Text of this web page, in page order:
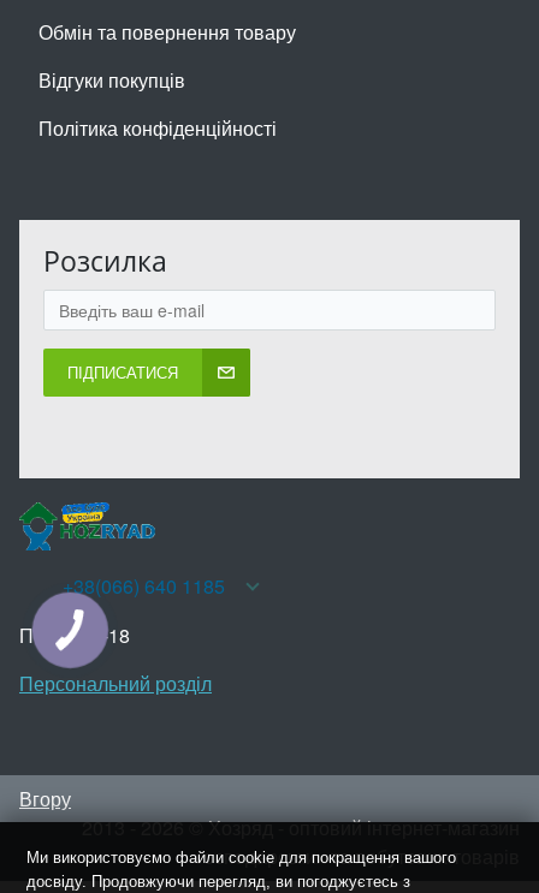
Обмін та повернення товару
Відгуки покупців
Політика конфіденційності
Розсилка
ПІДПИСАТИСЯ
+38(066) 640 1185
Пн-Нд 10-18
Персональний розділ
Вгору
2013 - 2026 © Хозряд - оптовий інтернет-магазин
господарських та побутових товарів
Ми використовуємо файли cookie для покращення вашого
досвіду. Продовжуючи перегляд, ви погоджуєтесь з
КНОПКА
ЗВ'ЯЗКУ